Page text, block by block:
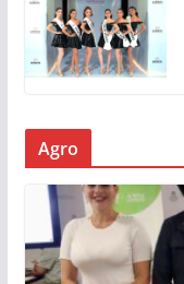
Agro